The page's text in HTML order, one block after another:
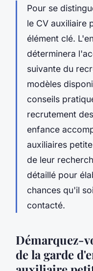
Pour se
le CV auxiliaire
élément clé.
déterminera
suivante du
modèles
conseils
recrutement
enfance
auxiliaires
de leur
détaillé pour
chances qu'il
contacté.
Démarquez-
de la garde